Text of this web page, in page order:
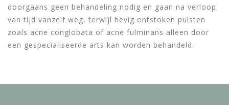
doorgaans geen behandeling nodig en gaan na verloop
van tijd vanzelf weg, terwijl hevig ontstoken puisten
zoals acne conglobata of acne fulminans alleen door
een gespecialiseerde arts kan worden behandeld.